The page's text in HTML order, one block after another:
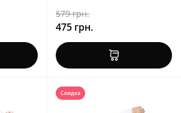
579 грн.
475 грн.
Скидка